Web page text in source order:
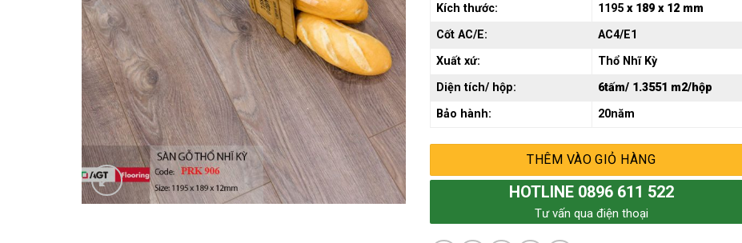
Kích thước:
1195x 189 x 12 mm
Cốt AC/E:
AC4/E1
Xuất xứ:
Thổ Nhĩ Kỳ
Diện tích/ hộp:
6tấm/ 1.3551 m2/hộp
Bảo hành:
20năm
THÊM VÀO GIỎ HÀNG
HOTLINE 0896 611 522
Tư vấn qua điện thoại